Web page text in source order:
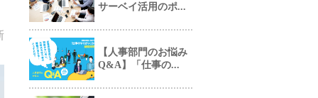
サーベイ活用のポ...
【人事部門のお悩み
Q&A】「仕事の...